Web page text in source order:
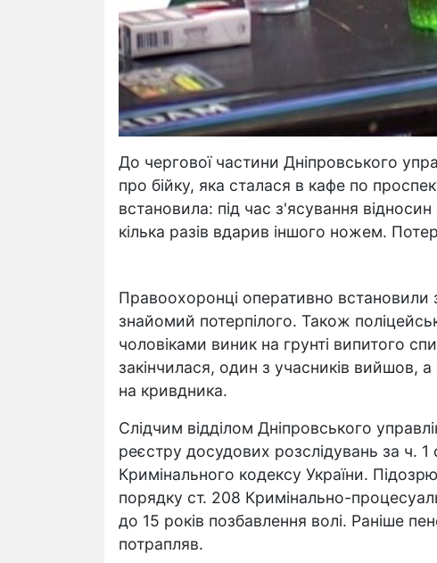
До чергової частини Дніпровського
про бійку, яка сталася в кафе по
встановила: під час з'ясування
кілька разів вдарив іншого ножем.
Правоохоронці оперативно
знайомий потерпілого. Також
чоловіками виник на грунті випитого
закінчилася, один з учасників вийшов,
на кривдника.
Слідчим відділом Дніпровського
реєстру досудових розслідувань за ч. 1
Кримінального кодексу України.
порядку ст. 208 Кримінально-
до 15 років позбавлення волі. Раніше
потрапляв.